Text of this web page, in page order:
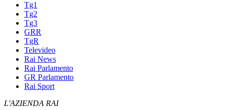
Tg1
Tg2
Tg3
GRR
TgR
Televideo
Rai News
Rai Parlamento
GR Parlamento
Rai Sport
L'AZIENDA RAI